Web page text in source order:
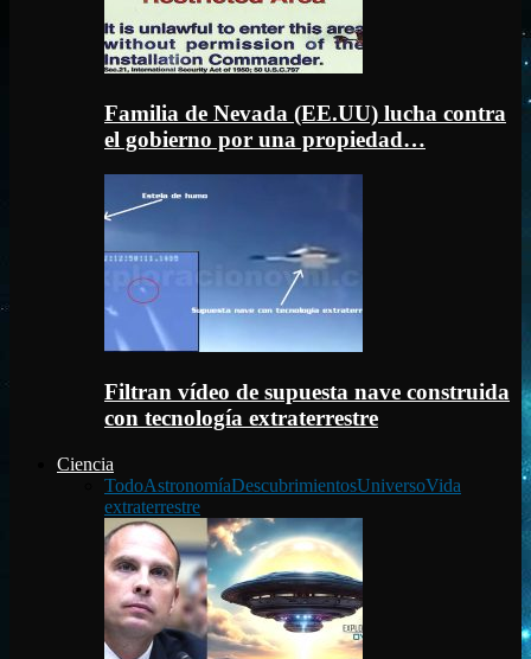
Familia de Nevada (EE.UU) lucha contra
el gobierno por una propiedad…
Filtran vídeo de supuesta nave construida
con tecnología extraterrestre
Ciencia
TodoAstronomíaDescubrimientosUniversoVida
extraterrestre